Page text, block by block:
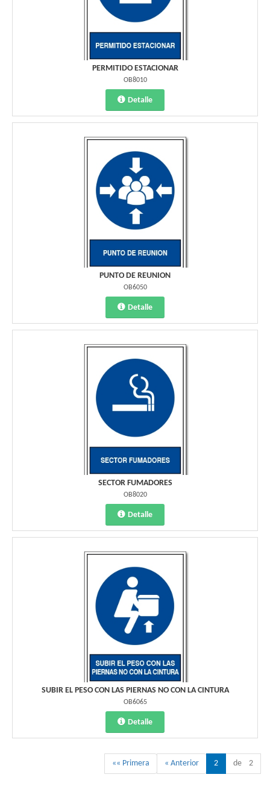
PERMITIDO ESTACIONAR
OB8010
Detalle
PUNTO DE REUNION
OB6050
Detalle
SECTOR FUMADORES
OB8020
Detalle
SUBIR EL PESO CON LAS PIERNAS NO CON LA CINTURA
OB6065
Detalle
«« Primera « Anterior 2 de 2